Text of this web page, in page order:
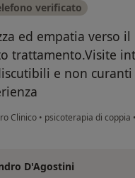
verificato
ed empatia verso
trattamento.Visite
e non
Clinico • psicoterapia di coppia •
D'Agostini